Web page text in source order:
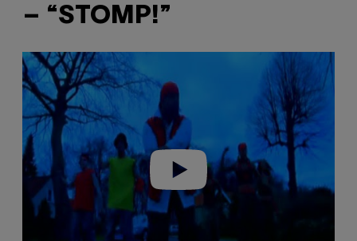
– “STOMP!”
P
l
a
y
i
e
o